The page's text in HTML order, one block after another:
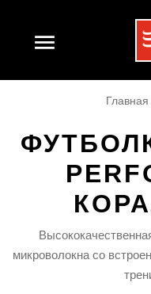

Главная
микроволокна со